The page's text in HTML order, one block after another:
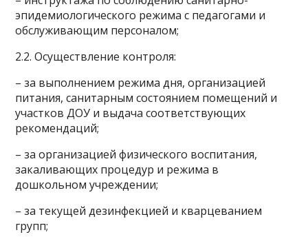
эпидемиологического режима с педагогами и
обслуживающим персоналом;
2.2. Осуществление контроля:
– за выполнением режима дня, организацией
питания, санитарным состоянием помещений и
участков ДОУ и выдача соответствующих
рекомендаций;
– за организацией физического воспитания,
закаливающих процедур и режима в
дошкольном учреждении;
– за текущей дезинфекцией и кварцеванием
групп;